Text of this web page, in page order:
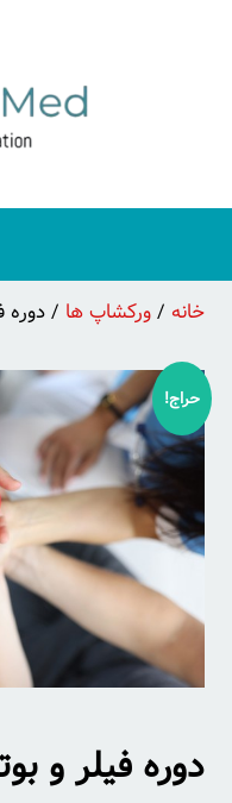
خانه /ورکشاپ ها / دوره
حراج!
دوره فیلر و